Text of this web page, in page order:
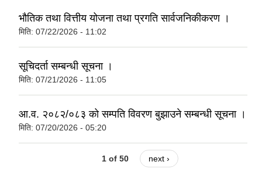
भौतिक तथा वित्तीय योजना तथा प्रगति सार्वजनिकीकरण ।
मिति: 07/22/2026 - 11:02
सूचिदर्ता सम्बन्धी सूचना ।
मिति: 07/21/2026 - 11:05
आ.व. २०८२/०८३ को सम्पति विवरण बुझाउने सम्बन्धी सूचना ।
मिति: 07/20/2026 - 05:20
1 of 50 next ›